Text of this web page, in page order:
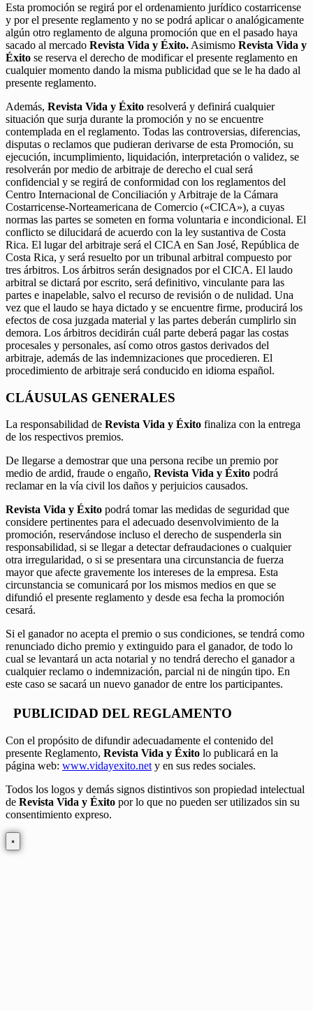
Esta promoción se regirá por el ordenamiento jurídico costarricense
y por el presente reglamento y no se podrá aplicar o analógicamente
algún otro reglamento de alguna promoción que en el pasado haya
sacado al mercado Revista Vida y Éxito. Asimismo Revista Vida y
Éxito se reserva el derecho de modificar el presente reglamento en
cualquier momento dando la misma publicidad que se le ha dado al
presente reglamento.
Además, Revista Vida y Éxito resolverá y definirá cualquier
situación que surja durante la promoción y no se encuentre
contemplada en el reglamento. Todas las controversias, diferencias,
disputas o reclamos que pudieran derivarse de esta Promoción, su
ejecución, incumplimiento, liquidación, interpretación o validez, se
resolverán por medio de arbitraje de derecho el cual será
confidencial y se regirá de conformidad con los reglamentos del
Centro Internacional de Conciliación y Arbitraje de la Cámara
Costarricense-Norteamericana de Comercio («CICA»), a cuyas
normas las partes se someten en forma voluntaria e incondicional. El
conflicto se dilucidará de acuerdo con la ley sustantiva de Costa
Rica. El lugar del arbitraje será el CICA en San José, República de
Costa Rica, y será resuelto por un tribunal arbitral compuesto por
tres árbitros. Los árbitros serán designados por el CICA. El laudo
arbitral se dictará por escrito, será definitivo, vinculante para las
partes e inapelable, salvo el recurso de revisión o de nulidad. Una
vez que el laudo se haya dictado y se encuentre firme, producirá los
efectos de cosa juzgada material y las partes deberán cumplirlo sin
demora. Los árbitros decidirán cuál parte deberá pagar las costas
procesales y personales, así como otros gastos derivados del
arbitraje, además de las indemnizaciones que procedieren. El
procedimiento de arbitraje será conducido en idioma español.
CLÁUSULAS GENERALES
La responsabilidad de Revista Vida y Éxito finaliza con la entrega
de los respectivos premios.
De llegarse a demostrar que una persona recibe un premio por
medio de ardid, fraude o engaño, Revista Vida y Éxito podrá
reclamar en la vía civil los daños y perjuicios causados.
Revista Vida y Éxito podrá tomar las medidas de seguridad que
considere pertinentes para el adecuado desenvolvimiento de la
promoción, reservándose incluso el derecho de suspenderla sin
responsabilidad, si se llegar a detectar defraudaciones o cualquier
otra irregularidad, o si se presentara una circunstancia de fuerza
mayor que afecte gravemente los intereses de la empresa. Esta
circunstancia se comunicará por los mismos medios en que se
difundió el presente reglamento y desde esa fecha la promoción
cesará.
Si el ganador no acepta el premio o sus condiciones, se tendrá como
renunciado dicho premio y extinguido para el ganador, de todo lo
cual se levantará un acta notarial y no tendrá derecho el ganador a
cualquier reclamo o indemnización, parcial ni de ningún tipo. En
este caso se sacará un nuevo ganador de entre los participantes.
PUBLICIDAD DEL REGLAMENTO
Con el propósito de difundir adecuadamente el contenido del
presente Reglamento, Revista Vida y Éxito lo publicará en la
página web: www.vidayexito.net y en sus redes sociales.
Todos los logos y demás signos distintivos son propiedad intelectual
de Revista Vida y Éxito por lo que no pueden ser utilizados sin su
consentimiento expreso.
×